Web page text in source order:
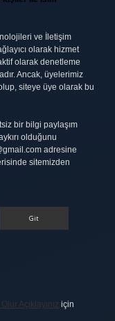
ve İletişim
olarak hizmet
olarak denetleme
Ancak, üyelerimiz
siteye üye olarak bu
bir bilgi paylaşım
olduğunu
adresine
sitemizden
Açıklayınız için